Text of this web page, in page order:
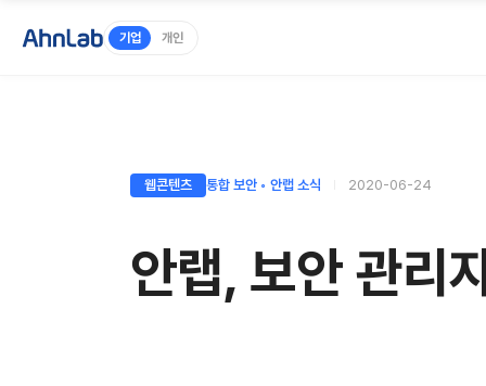
기업 개인
웹콘텐츠 통합 보안 ◦ 안랩 소식 2020-06-24
안랩, 보안 관리